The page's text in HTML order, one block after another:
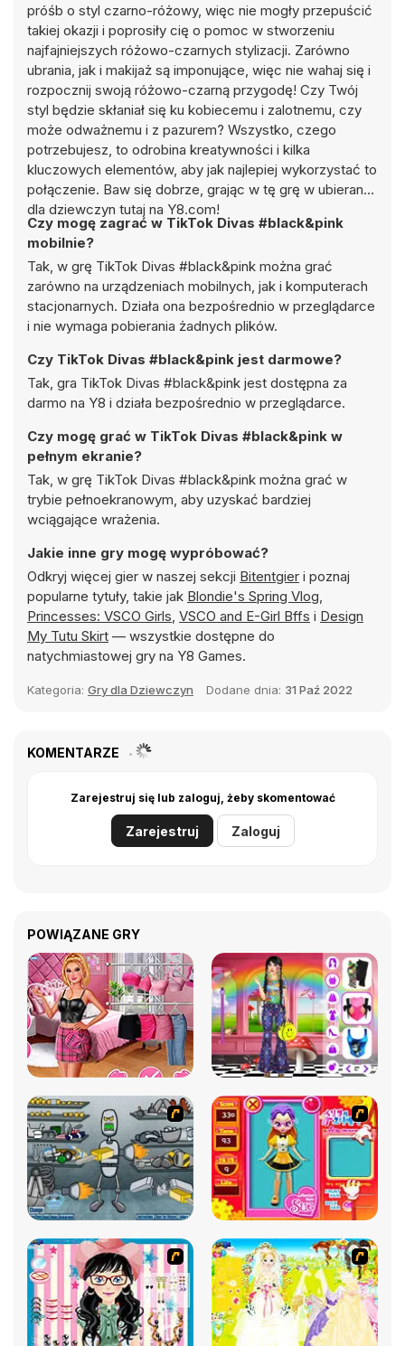
próśb o styl czarno-różowy, więc nie mogły przepuścić
takiej okazji i poprosiły cię o pomoc w stworzeniu
najfajniejszych różowo-czarnych stylizacji. Zarówno
ubrania, jak i makijaż są imponujące, więc nie wahaj się i
rozpocznij swoją różowo-czarną przygodę! Czy Twój
styl będzie skłaniał się ku kobiecemu i zalotnemu, czy
może odważnemu i z pazurem? Wszystko, czego
potrzebujesz, to odrobina kreatywności i kilka
kluczowych elementów, aby jak najlepiej wykorzystać to
połączenie. Baw się dobrze, grając w tę grę w ubieranki
dla dziewczyn tutaj na Y8.com!
Czy mogę zagrać w TikTok Divas #black&pink
mobilnie?
Tak, w grę TikTok Divas #black&pink można grać
zarówno na urządzeniach mobilnych, jak i komputerach
stacjonarnych. Działa ona bezpośrednio w przeglądarce
i nie wymaga pobierania żadnych plików.
Czy TikTok Divas #black&pink jest darmowe?
Tak, gra TikTok Divas #black&pink jest dostępna za
darmo na Y8 i działa bezpośrednio w przeglądarce.
Czy mogę grać w TikTok Divas #black&pink w
pełnym ekranie?
Tak, w grę TikTok Divas #black&pink można grać w
trybie pełnoekranowym, aby uzyskać bardziej
wciągające wrażenia.
Jakie inne gry mogę wypróbować?
Odkryj więcej gier w naszej sekcji Bitentgier i poznaj
popularne tytuły, takie jak Blondie's Spring Vlog,
Princesses: VSCO Girls, VSCO and E-Girl Bffs i Design
My Tutu Skirt — wszystkie dostępne do
natychmiastowej gry na Y8 Games.
Kategoria: Gry dla Dziewczyn Dodane dnia: 31 Paź 2022
KOMENTARZE
Zarejestruj się lub zaloguj, żeby skomentować
Zarejestruj Zaloguj
POWIĄZANE GRY